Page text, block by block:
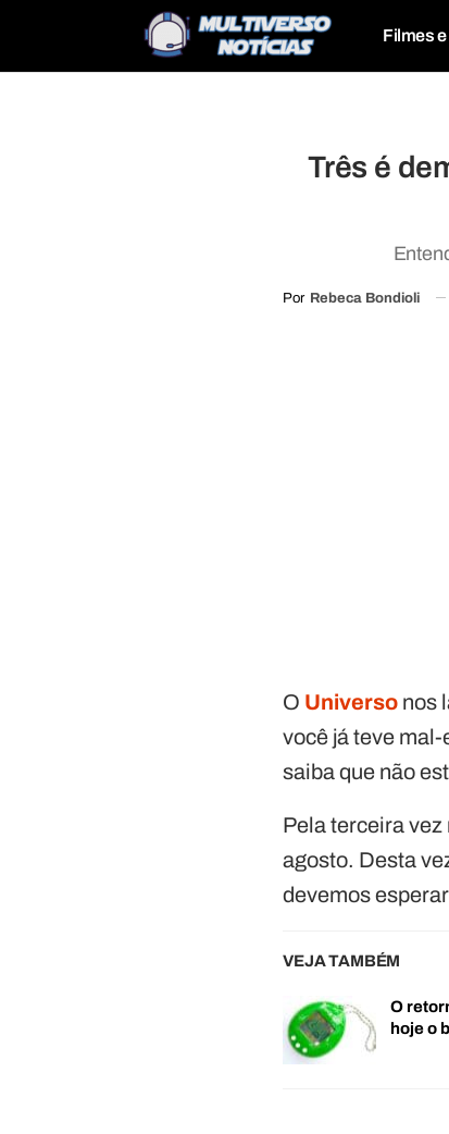
Filmes
Três é
Por Rebeca Bondioli
O Universo nos
você já teve
saiba que não
Pela terceira
agosto. Desta
devemos
VEJA TAMBÉM
O
hoje o